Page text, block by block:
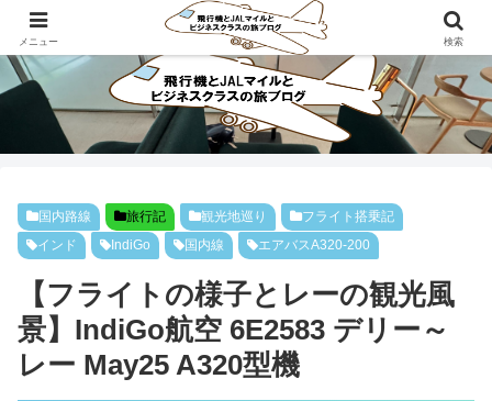
ビジネスクラスで旅にでよう！！
国内路線 旅行記 観光地巡り
フライト搭乗記
インド
IndiGo 国内線 エアバスA320-200
【フライトの様子とレーの観光風
景】IndiGo航空 6E2583 デリー～
レー May25 A320型機
メニュー 検索